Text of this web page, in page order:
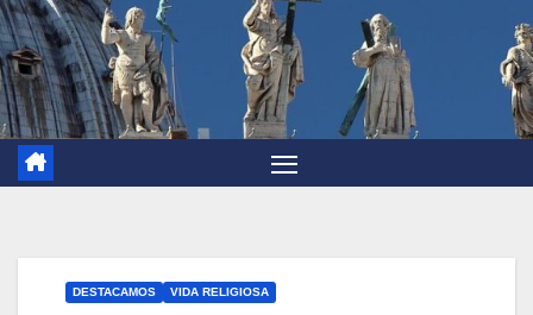
DESTACAMOS VIDA RELIGIOSA